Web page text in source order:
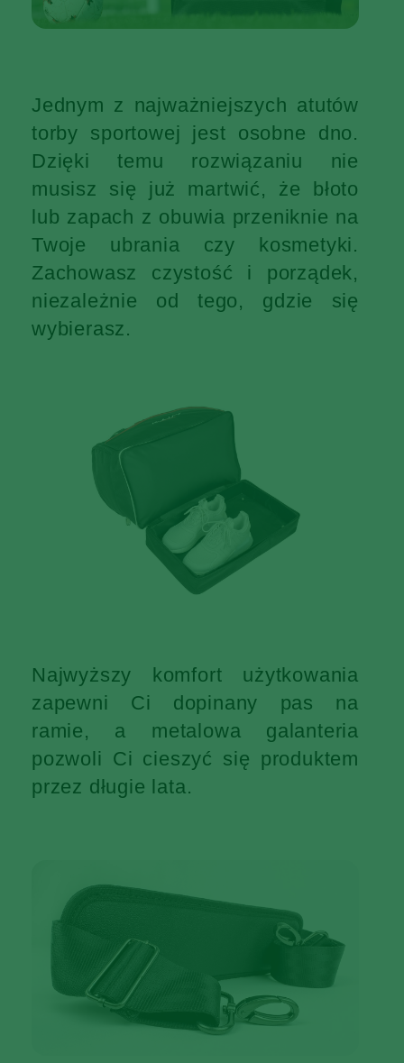
Jednym z najważniejszych atutów
torby sportowej jest osobne dno.
Dzięki temu rozwiązaniu nie
musisz się już martwić, że błoto
lub zapach z obuwia przeniknie na
Twoje ubrania czy kosmetyki.
Zachowasz czystość i porządek,
niezależnie od tego, gdzie się
wybierasz.
Najwyższy komfort użytkowania
zapewni Ci dopinany pas na
ramie, a metalowa galanteria
pozwoli Ci cieszyć się produktem
przez długie lata.